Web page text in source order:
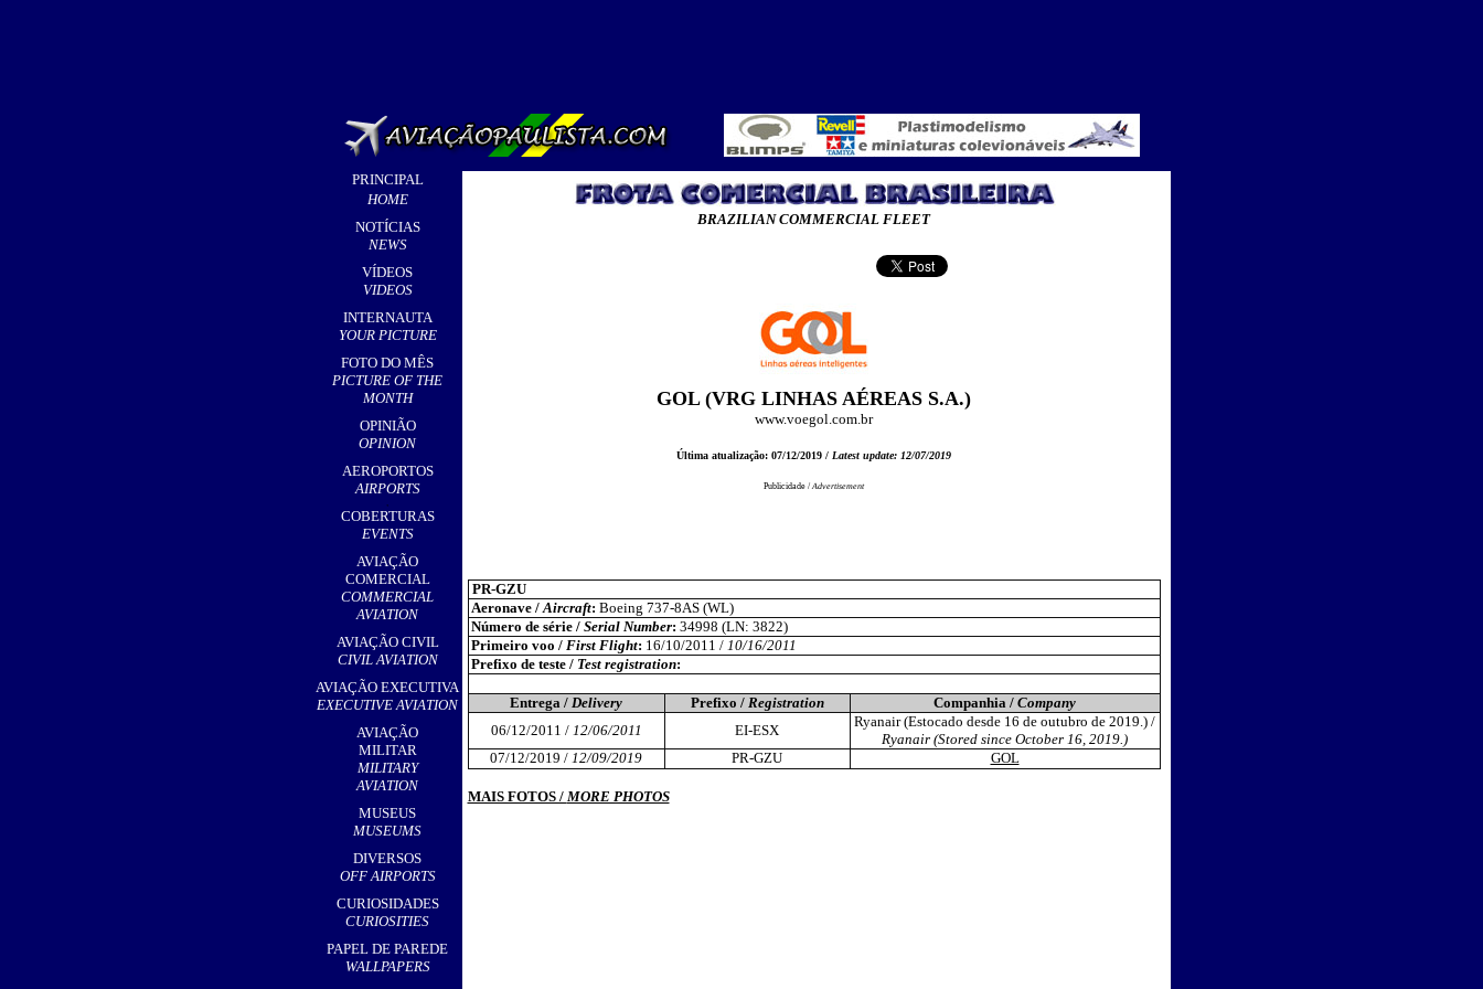
PRINCIPAL
HOME
NOTÍCIAS
NEWS
VÍDEOS
VIDEOS
INTERNAUTA
YOUR PICTURE
FOTO DO MÊS
PICTURE OF THE
MONTH
OPINIÃO
OPINION
AEROPORTOS
AIRPORTS
,
COBERTURAS
EVENTS
AVIAÇÃO
COMERCIAL
COMMERCIAL
AVIATION
AVIAÇÃO CIVIL
CIVIL AVIATION
AVIAÇÃO EXECUTIVA
EXECUTIVE AVIATION
AVIAÇÃO
MILITAR
MILITARY
AVIATION
MUSEUS
MUSEUMS
DIVERSOS
OFF AIRPORTS
CURIOSIDADES
CURIOSITIES
PAPEL DE PAREDE
WALLPAPERS
BRAZILIAN COMMERCIAL FLEET
GOL (VRG LINHAS AÉREAS S.A.)
www.voegol.com.br
Última atualização: 07/12/2019 / Latest update: 12/07/2019
Publicidade /Advertisement
PR-GZU
Aeronave /Aircraft: Boeing 737-8AS (WL)
Número de série / Serial Number: 34998 (LN: 3822)
Primeiro voo / First Flight: 16/10/2011 / 10/16/2011
Prefixo de teste /Test registration:
Entrega / Delivery Prefixo / Registration Companhia / Company
06/12/2011 / 12/06/2011 EI-ESX
Ryanair (Estocado desde 16 de outubro de 2019.) /
Ryanair (Stored since October 16, 2019.)
07/12/2019 / 12/09/2019 PR-GZU GOL
MAIS FOTOS / MORE PHOTOS